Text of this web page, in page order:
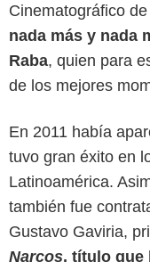
Cinematográfico
nada más y nada
Raba, quien para
de los mejores
En 2011 había
tuvo gran éxito en
Latinoamérica.
también fue
Gustavo Gaviria,
Narcos, título que